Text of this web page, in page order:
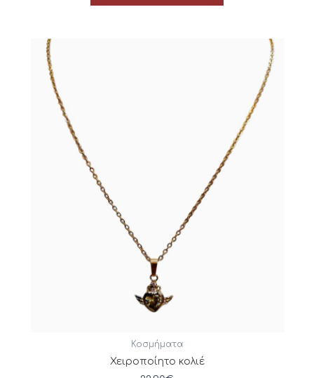
Κοσμήματα
Χειροποίητο κολιέ